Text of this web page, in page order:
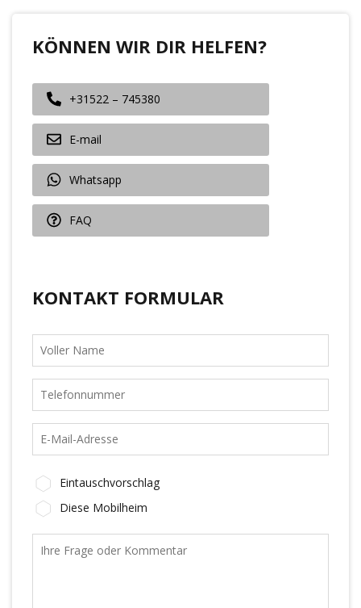
KÖNNEN WIR DIR HELFEN?
+31522 – 745380
E-mail
Whatsapp
FAQ
KONTAKT FORMULAR
Eintauschvorschlag
Diese Mobilheim